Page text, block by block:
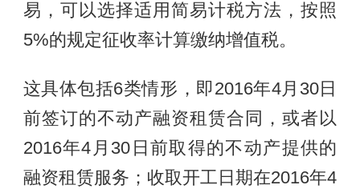
易，可以选择适用简易计税方法，按照
5%的规定征收率计算缴纳增值税。
这具体包括6类情形，即2016年4月30日
前签订的不动产融资租赁合同，或者以
2016年4月30日前取得的不动产提供的
融资租赁服务；收取开工日期在2016年4